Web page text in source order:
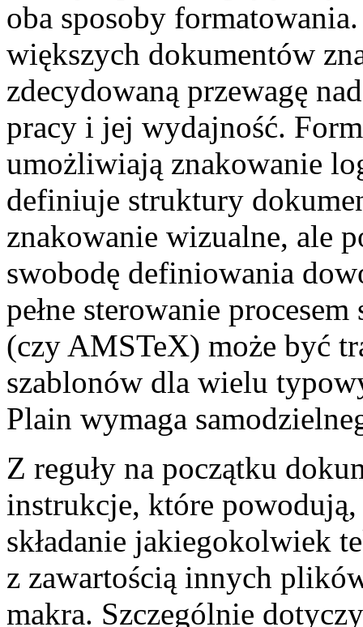
oba sposoby
większych dokumentów
zdecydowaną przewagę
pracy i jej wydajność.
umożliwiają znakowanie
definiuje struktury
znakowanie wizualne, ale
swobodę definiowania
pełne sterowanie
(czy AMSTeX) może być
szablonów dla wielu
Plain wymaga
Z reguły na początku
instrukcje, które
składanie jakiegokolwiek
z zawartością innych
makra. Szczególnie